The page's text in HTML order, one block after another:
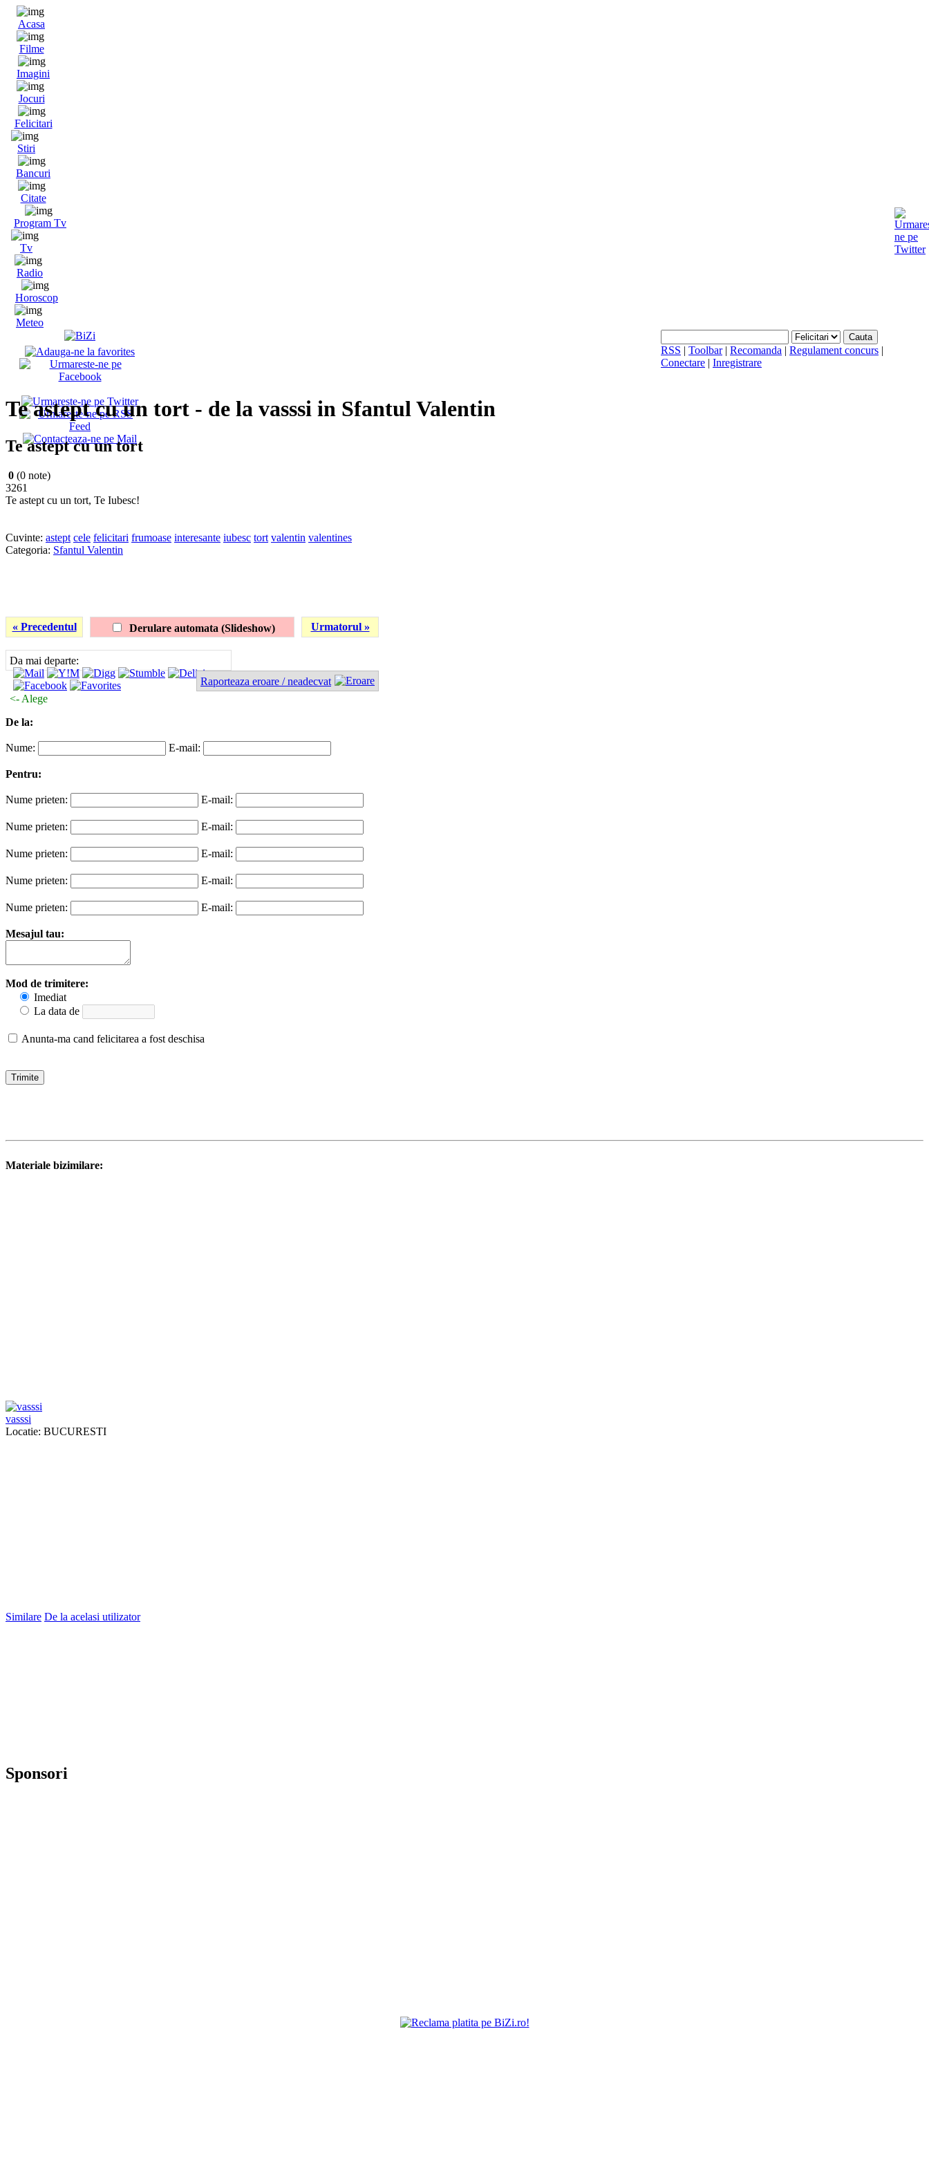
Acasa
Filme
Imagini
Jocuri
Felicitari
Stiri
Bancuri
Citate
Program Tv
Tv
Radio
Horoscop
Meteo
RSS | Toolbar| Recomanda | Regulament concurs |
Conectare | Inregistrare
Te astept cu un tort - de la vasssi in Sfantul Valentin
Te astept cu un tort
0 (0 note)
3261
Te astept cu un tort, Te Iubesc!
Cuvinte: astept cele felicitari frumoase interesante iubesc tort valentin valentines
Categoria: Sfantul Valentin
« Precedentul Derulare automata (Slideshow) Urmatorul »
Da mai departe:
<- Alege
Raporteaza eroare / neadecvat
De la:
Nume: E-mail:
Pentru:
Nume prieten: E-mail:
Nume prieten: E-mail:
Nume prieten: E-mail:
Nume prieten: E-mail:
Nume prieten: E-mail:
Mesajul tau:
Mod de trimitere:
Imediat
La data de
Anunta-ma cand felicitarea a fost deschisa
Materiale bizimilare:
vasssi
Locatie: BUCURESTI
Similare De la acelasi utilizator
Sponsori